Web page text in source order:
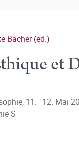
Bacher (ed.)
et
11.–12. Mai
S